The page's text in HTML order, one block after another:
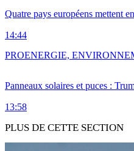
Quatre pays européens mettent
14:44
Panneaux solaires et puces :
13:58
PROENERGIE,
PLUS DE CETTE SECTION